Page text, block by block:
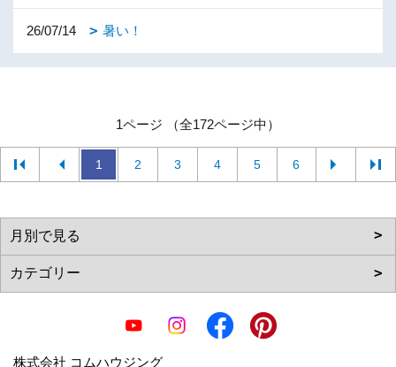
26/07/14 暑い！
1ページ （全172ページ中）
1 2 3 4 5 6
株式会社 コムハウジング